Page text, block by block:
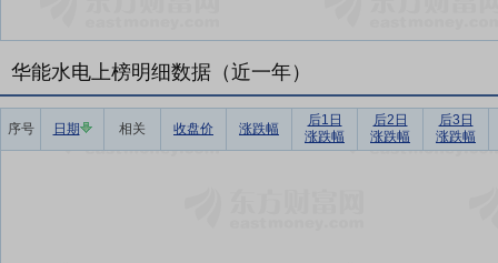
华能水电上榜明细数据（近一年）
序号 日期 相关 收盘价 涨跌幅
后1日
涨跌幅
后2日
涨跌幅
后3日
涨跌幅